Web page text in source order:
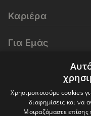
Καριέρα
Για Εμάς
E-Learning
Χρησιμοποιούμε cookies
διαφημίσεις και να
Μοιραζόμαστε επίσης